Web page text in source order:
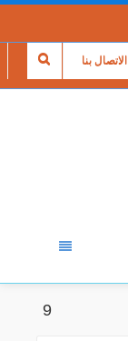
الاتصال بنا
9